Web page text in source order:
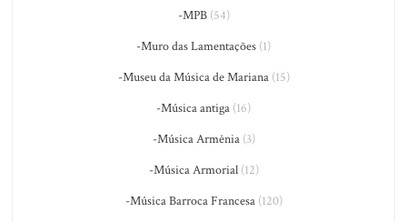
-MPB(54)
-Muro das Lamentações (1)
-Museu da Música de Mariana(15)
-Música antiga (16)
-Música Armênia(3)
-Música Armorial(12)
-Música Barroca Francesa(120)